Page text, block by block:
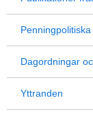
Dagordningar
Yttranden